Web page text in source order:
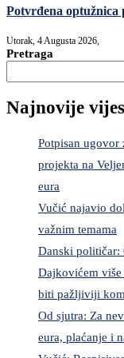
Potvrđena optužnica
Utorak, 4 Augusta 2026,
Pretraga
Najnovije
Potpisan ugovor
projekta na
eura
Vučić najavio
važnim temama
Danski političar:
Dajkovićem više
biti pažljiviji
Od sjutra: Za
eura, plaćanje i